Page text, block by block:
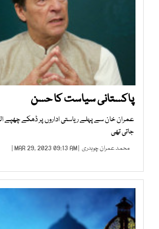
پاکستانی سیاست کا حسن
عمران خان سے پہلے ریاستی اداروں پر ڈھکے چھپے
جاتی تھی
محمد عمران چوہدری | MAR 29, 2023 09:13 AM |